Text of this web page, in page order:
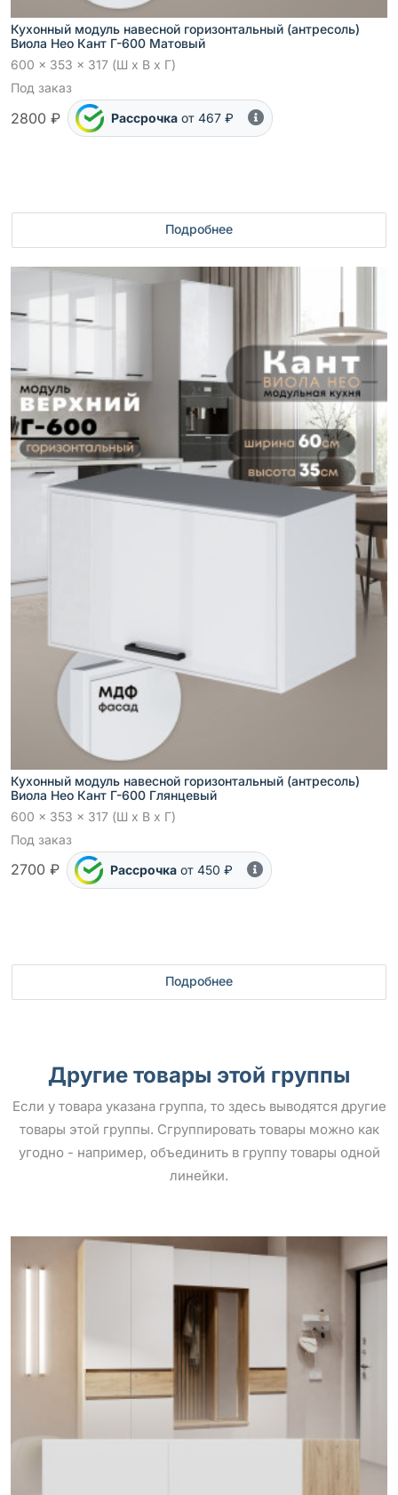
Кухонный модуль навесной горизонтальный (антресоль)
Виола Нео Кант Г-600 Матовый
600 x 353 x 317 (Ш x В x Г)
Под заказ
2800 ₽ Рассрочка от 467 ₽
Подробнее
Кухонный модуль навесной горизонтальный (антресоль)
Виола Нео Кант Г-600 Глянцевый
600 x 353 x 317 (Ш x В x Г)
Под заказ
2700 ₽ Рассрочка от 450 ₽
Подробнее
Другие товары этой группы
Если у товара указана группа, то здесь выводятся другие
товары этой группы. Сгруппировать товары можно как
угодно - например, объединить в группу товары одной
линейки.